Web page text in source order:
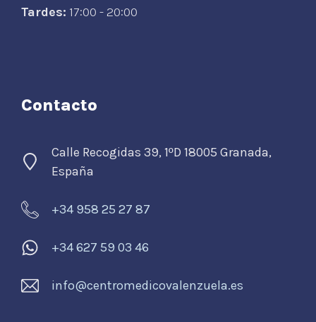
Tardes: 17:00 - 20:00
Contacto
Calle Recogidas 39, 1ºD 18005 Granada,
España
+34 958 25 27 87
+34 627 59 03 46
info@centromedicovalenzuela.es